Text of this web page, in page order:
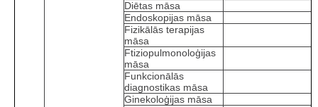
Diētas māsa
Endoskopijas māsa
Fizikālās terapijas
māsa
Ftiziopulmonoloģijas
māsa
Funkcionālās
diagnostikas māsa
Ginekoloģijas māsa